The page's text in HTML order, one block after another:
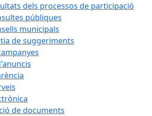
dels processos de participació
públiques
municipals
de suggeriments
de documents